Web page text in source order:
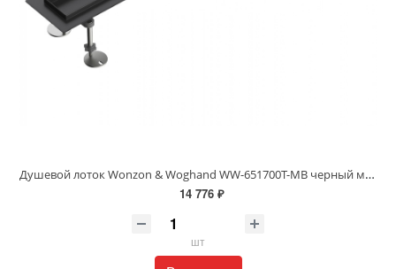
Душевой лоток Wonzon & Woghand WW-651700T-MB черный матовый
14 776 ₽
шт